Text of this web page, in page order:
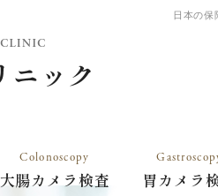
日本の
Colonoscopy
大腸カメラ検査 胃カメラ